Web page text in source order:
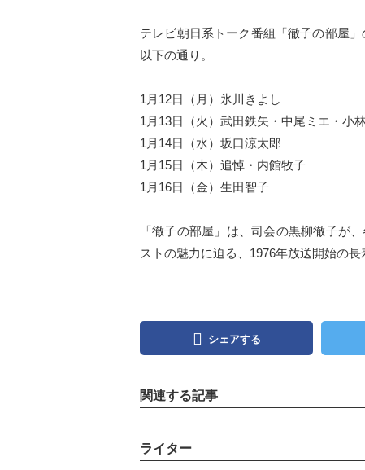
テレビ朝日系トーク番組「徹子の部屋
以下の通り。
1月12日（月）氷川きよし
1月13日（火）武田鉄矢・中尾ミエ・小
1月14日（水）坂口涼太郎
1月15日（木）追悼・内館牧子
1月16日（金）生田智子
「徹子の部屋」は、司会の黒柳徹子が
ストの魅力に迫る、1976年放送開始の長
シェアする
関連する記事
ライター